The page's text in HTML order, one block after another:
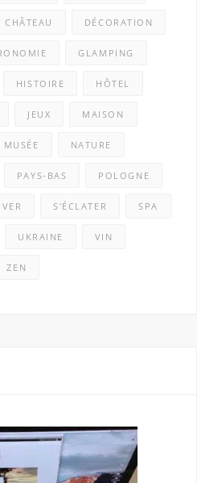
CHÂTEAU DÉCORATION
GLAMPING
HISTOIRE HÔTEL
JEUX MAISON
MUSÉE NATURE
PAYS-BAS POLOGNE
S'ÉCLATER SPA
UKRAINE VIN
ZEN